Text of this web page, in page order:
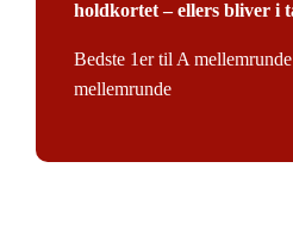
holdkortet – ellers bliver i
Bedste 1er til A
mellemrunde